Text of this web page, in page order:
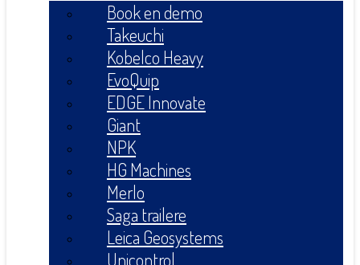
Book en demo
Takeuchi
Kobelco Heavy
EvoQuip
EDGE Innovate
Giant
NPK
HG Machines
Merlo
Saga trailere
Leica Geosystems
Unicontrol